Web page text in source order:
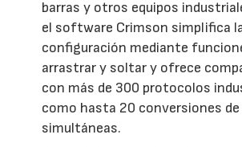
barras y otros equipos
el software Crimson simplifica
configuración mediante
arrastrar y soltar y ofrece
con más de 300 protocolos
como hasta 20 conversiones
simultáneas.